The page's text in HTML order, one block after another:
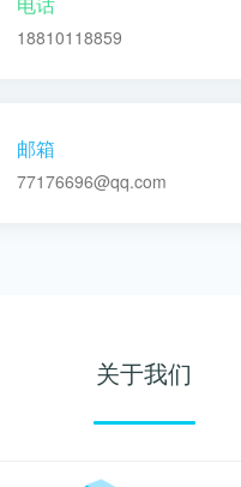
18810118859
邮箱
77176696@qq.com
关于我们